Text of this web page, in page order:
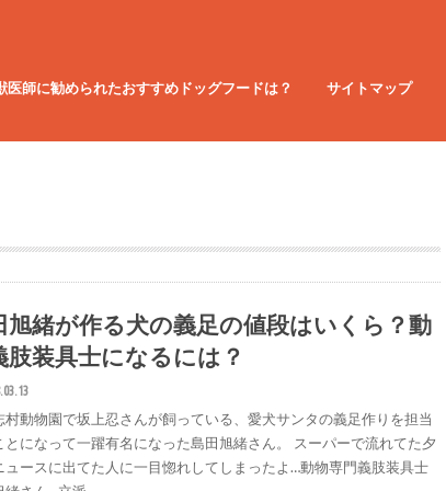
師に勧められたおすすめドッグフードは？ サイトマップ
旭緒が作る犬の義足の値段はいくら？動
肢装具士になるには？
村動物園で坂上忍さんが飼っている、愛犬サンタの義足作りを担当
とになって一躍有名になった島田旭緒さん。 スーパーで流れてた夕
ュースに出てた人に一目惚れしてしまったよ…動物専門義肢装具士